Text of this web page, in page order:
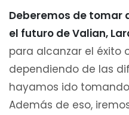
Deberemos de tomar
el futuro de Valian,
para alcanzar el éxito
dependiendo de las
hayamos ido
Además de eso,